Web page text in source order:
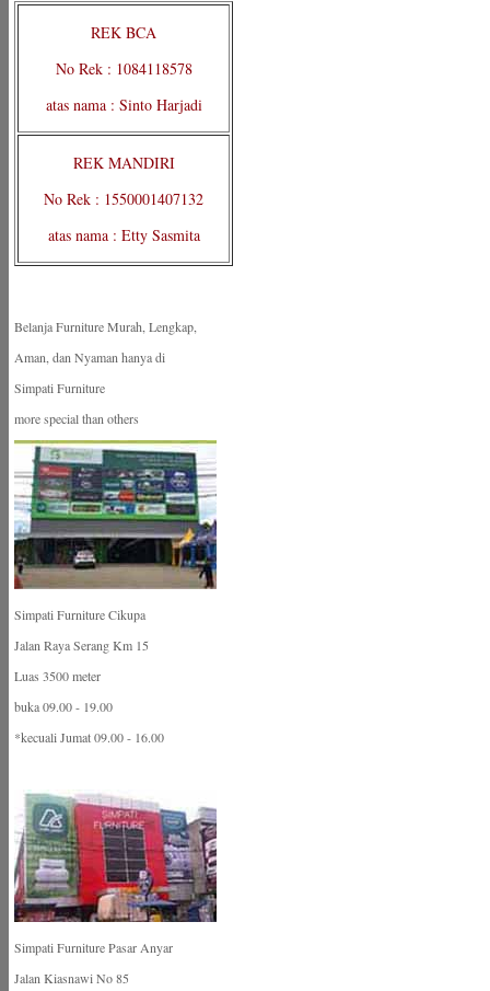
REK BCA
No Rek : 1084118578
atas nama : Sinto Harjadi
REK MANDIRI
No Rek : 1550001407132
atas nama : Etty Sasmita
Belanja Furniture Murah, Lengkap,
Aman, dan Nyaman hanya di
Simpati Furniture
more special than others
Simpati Furniture Cikupa
Jalan Raya Serang Km 15
Luas 3500 meter
buka 09.00 - 19.00
*kecuali Jumat 09.00 - 16.00
Simpati Furniture Pasar Anyar
Jalan Kiasnawi No 85